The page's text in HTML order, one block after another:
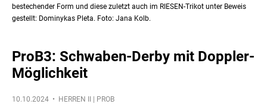
bestechender Form und diese zuletzt auch im RIESEN-Trikot unter Beweis
gestellt: Dominykas Pleta. Foto: Jana Kolb.
ProB3: Schwaben-Derby mit Doppler-
Möglichkeit
10.10.2024 • HERREN II | PROB